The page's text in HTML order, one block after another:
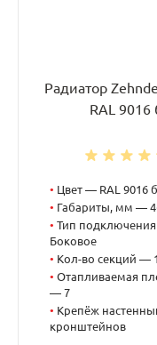
Радиатор
RAL
• Цвет — RAL 9016
• Габариты, мм —
• Тип
Боковое
• Кол-во секций —
• Отапливаемая
— 7
• Крепёж
кронштейнов